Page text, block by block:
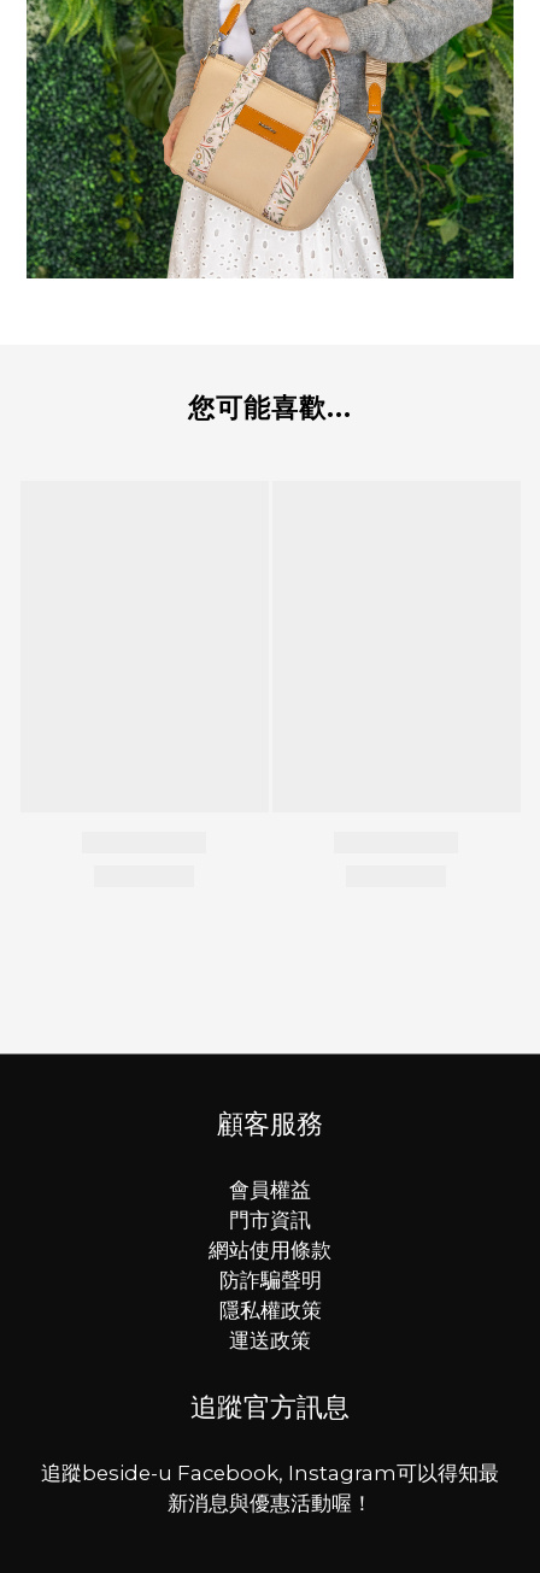
您可能喜歡...
顧客服務
會員權益
門市資訊
網站使用條款
防詐騙聲明
隱私權政策
運送政策
追蹤官方訊息
追蹤beside-u Facebook, Instagram可以得知最
新消息與優惠活動喔！